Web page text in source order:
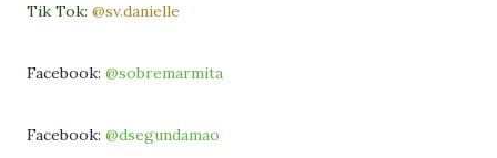
Tik Tok: @sv.danielle
Facebook: @sobremarmita
Facebook: @dsegundamao